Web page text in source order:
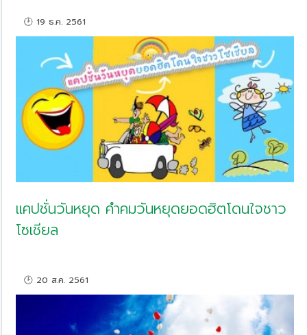
🕑 19 ธ.ค. 2561
แคปชั่นวันหยุด คำคมวันหยุดยอดฮิตโดนใจชาว
โซเชียล
🕑 20 ส.ค. 2561